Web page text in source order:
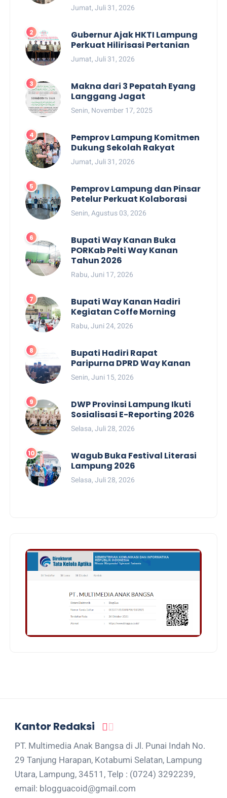
Jumat, Juli 31, 2026
Gubernur Ajak HKTI Lampung
Perkuat Hilirisasi Pertanian
Jumat, Juli 31, 2026
Makna dari 3 Pepatah Eyang
Langgang Jagat
Senin, November 17, 2025
Pemprov Lampung Komitmen
Dukung Sekolah Rakyat
Jumat, Juli 31, 2026
Pemprov Lampung dan Pinsar
Petelur Perkuat Kolaborasi
Senin, Agustus 03, 2026
Bupati Way Kanan Buka
PORKab Pelti Way Kanan
Tahun 2026
Rabu, Juni 17, 2026
Bupati Way Kanan Hadiri
Kegiatan Coffe Morning
Rabu, Juni 24, 2026
Bupati Hadiri Rapat
Paripurna DPRD Way Kanan
Senin, Juni 15, 2026
DWP Provinsi Lampung Ikuti
Sosialisasi E-Reporting 2026
Selasa, Juli 28, 2026
Wagub Buka Festival Literasi
Lampung 2026
Selasa, Juli 28, 2026
Kantor Redaksi
PT. Multimedia Anak Bangsa di Jl. Punai Indah No.
29 Tanjung Harapan, Kotabumi Selatan, Lampung
Utara, Lampung, 34511, Telp : (0724) 3292239,
email: blogguacoid@gmail.com